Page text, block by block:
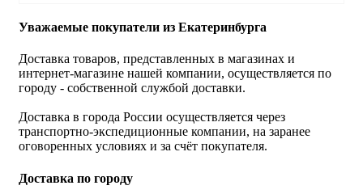
Уважаемые покупатели из Екатеринбурга
Доставка товаров, представленных в магазинах и
интернет-магазине нашей компании, осуществляется по
городу - собственной службой доставки.
Доставка в города России осуществляется через
транспортно-экспедиционные компании, на заранее
оговоренных условиях и за счёт покупателя.
Доставка по городу